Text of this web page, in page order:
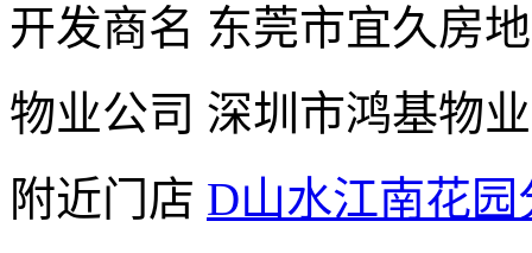
开发商名 东莞市宜久房
物业公司 深圳市鸿基物
附近门店 D山水江南花园